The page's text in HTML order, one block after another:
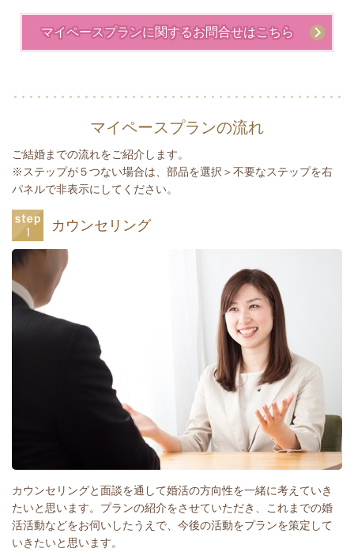
マイペースプランに関するお問合せはこちら
マイペースプランの流れ
ご結婚までの流れをご紹介します。
※ステップが５つない場合は、部品を選択＞不要なステップを右
パネルで非表示にしてください。
カウンセリング
カウンセリングと面談を通して婚活の方向性を一緒に考えていき
たいと思います。プランの紹介をさせていただき、これまでの婚
活活動などをお伺いしたうえで、今後の活動をプランを策定して
いきたいと思います。